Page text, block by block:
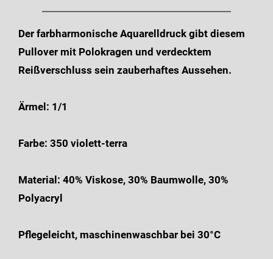
Der farbharmonische Aquarelldruck gibt diesem
Pullover mit Polokragen und verdecktem
Reißverschluss sein zauberhaftes Aussehen.
Ärmel: 1/1
Farbe: 350 violett-terra
Material: 40% Viskose, 30% Baumwolle, 30%
Polyacryl
Pflegeleicht, maschinenwaschbar bei 30°C